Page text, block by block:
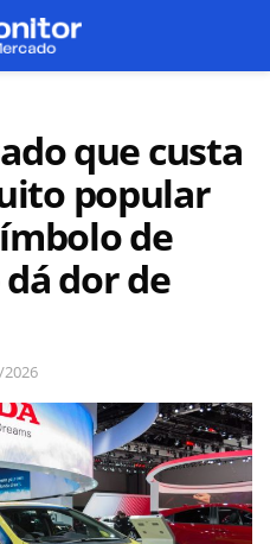
que custa
popular
de
dor de